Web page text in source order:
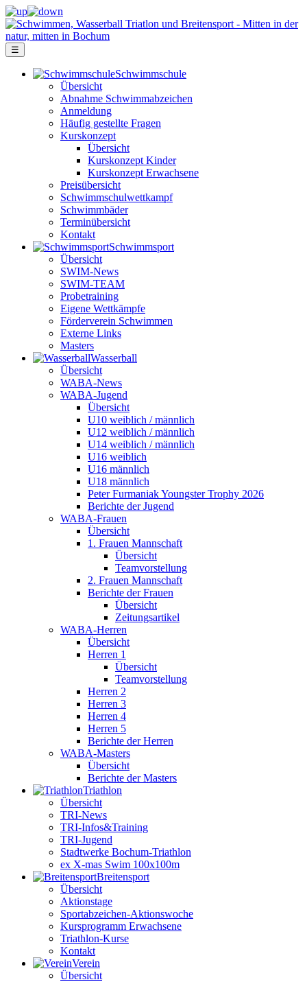
☰
Schwimm­schule
Übersicht
Ab­nah­me Schwimm­ab­zei­chen
Anmeldung
Häufig gestellte Fragen
Kurs­konzept
Übersicht
Kurskonzept Kinder
Kurskonzept Erwachsene
Preis­über­sicht
Schwimm­schul­wett­kampf
Schwimm­bäder
Terminübersicht
Kontakt
Schwimm­sport
Übersicht
SWIM-News
SWIM-TEAM
Probe­training
Eigene Wettkämpfe
Förderverein Schwimmen
Externe Links
Masters
Wasser­ball
Übersicht
WABA-News
WABA-Jugend
Übersicht
U10 weiblich / männlich
U12 weiblich / männlich
U14 weiblich / männlich
U16 weiblich
U16 männlich
U18 männlich
Peter Furmaniak Youngster Trophy 2026
Berichte der Jugend
WABA-Frauen
Übersicht
1. Frauen Mannschaft
Übersicht
Teamvorstellung
2. Frauen Mannschaft
Berichte der Frauen
Übersicht
Zeitungsartikel
WABA-Herren
Übersicht
Herren 1
Übersicht
Teamvorstellung
Herren 2
Herren 3
Herren 4
Herren 5
Berichte der Herren
WABA-Masters
Übersicht
Berichte der Masters
Triathlon
Übersicht
TRI-News
TRI-Infos&Training
TRI-Jugend
Stadtwerke Bochum-Triathlon
ex X-mas Swim 100x100m
Breiten­sport
Übersicht
Aktionstage
Sportabzeichen-Aktionswoche
Kursprogramm Erwachsene
Triathlon-Kurse
Kontakt
Verein
Übersicht